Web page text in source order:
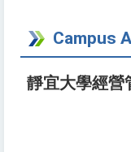
Campus
靜宜大學經營